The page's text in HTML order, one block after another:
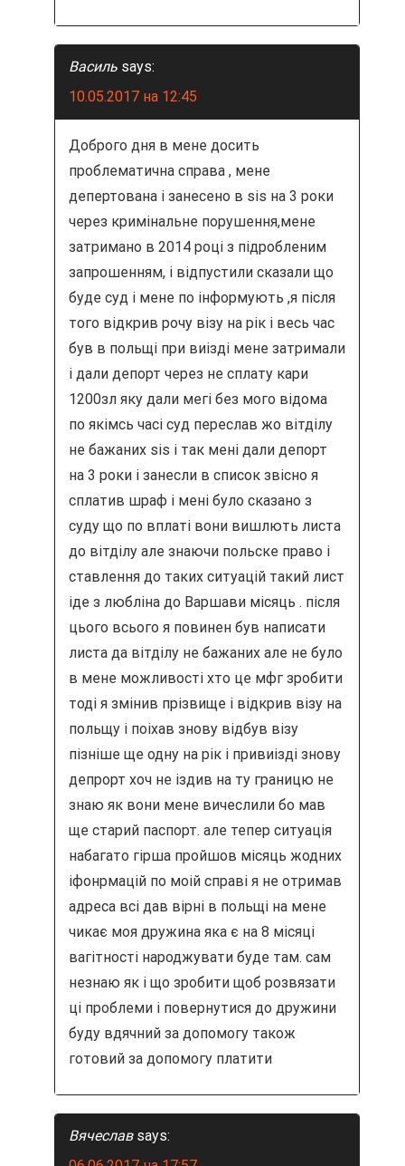
Василь says:
10.05.2017 на 12:45
Доброго дня в мене досить
проблематична справа , мене
депертована і занесено в sis на 3 роки
через кримінальне порушення,мене
затримано в 2014 році з підробленим
запрошенням, і відпустили сказали що
буде суд і мене по інформують ,я після
того відкрив рочу візу на рік і весь час
був в польщі при виізді мене затримали
і дали депорт через не сплату кари
1200зл яку дали мегі без мого відома
по якімсь часі суд переслав жо вітділу
не бажаних sis і так мені дали депорт
на 3 роки і занесли в список звісно я
сплатив шраф і мені було сказано з
суду що по вплаті вони вишлють листа
до вітділу але знаючи польске право і
ставлення до таких ситуацій такий лист
іде з любліна до Варшави місяць . після
цього всього я повинен був написати
листа да вітділу не бажаних але не було
в мене можливості хто це мфг зробити
тоді я змінив прізвище і відкрив візу на
польщу і поіхав знову відбув візу
пізніше ще одну на рік і привиізді знову
депрорт хоч не іздив на ту границю не
знаю як вони мене вичеслили бо мав
ще старий паспорт. але тепер ситуація
набагато гірша пройшов місяць жодних
іфонрмацій по моій справі я не отримав
адреса всі дав вірні в польщі на мене
чикає моя дружина яка є на 8 місяці
вагітності народжувати буде там. сам
незнаю як і що зробити щоб розвязати
ці проблеми і повернутися до дружини
буду вдячний за допомогу також
готовий за допомогу платити
Вячеслав says: